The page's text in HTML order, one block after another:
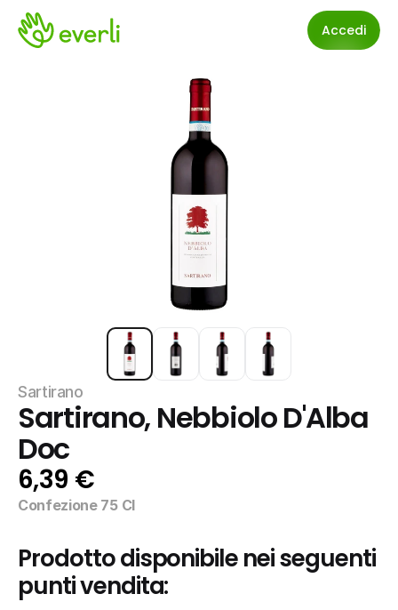
Accedi
Sartirano
Sartirano, Nebbiolo D'Alba
Doc
6,39 €
Confezione 75 Cl
Prodotto disponibile nei seguenti
punti vendita: